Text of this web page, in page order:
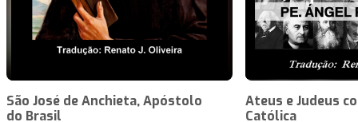
São José de Anchieta, Apóstolo
do Brasil
Ateus e Judeus
Católica